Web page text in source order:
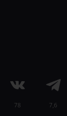
78
7,6